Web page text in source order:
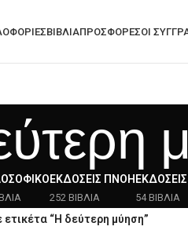
ΒΙΒΛΙΑΠΡΟΣΦΟΡΈΣΟΙ
ΕΚΔΌΣΕΙΣ ΠΝΟΉ
252 ΒΙΒΛΙΑ 54 ΒΙΒΛΙΑ
“Η δεύτερη μύηση”